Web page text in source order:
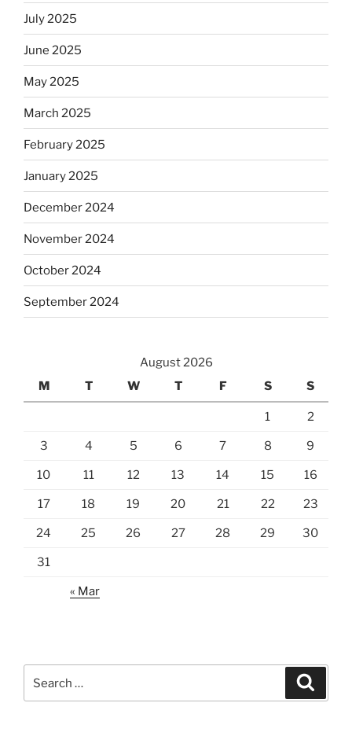
July 2025
June 2025
May 2025
March 2025
February 2025
January 2025
December 2024
November 2024
October 2024
September 2024
August 2026
M
T W T F S S
1 2
3 4 5 6 7 8 9
10 11 12 13 14 15 16
17 18 19 20 21 22 23
24 25 26 27 28 29 30
31
« Mar
for: